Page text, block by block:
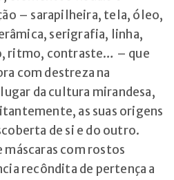
– sarapilheira, tela, óleo,
serigrafia, linha,
ritmo, contraste… – que
com destreza na
da cultura mirandesa,
as suas origens
de si e do outro.
máscaras com rostos
recôndita de pertença a